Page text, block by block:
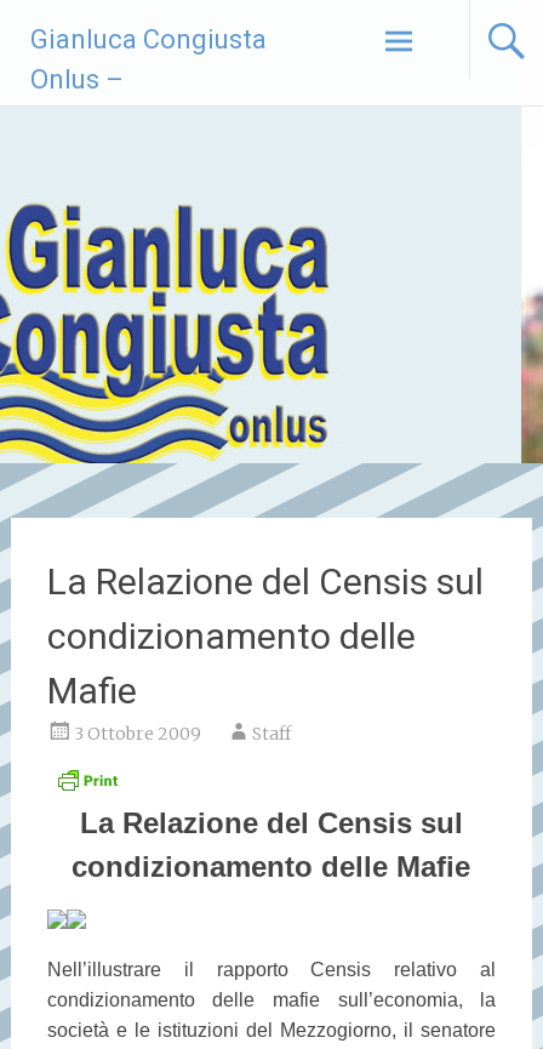
contenuto
Gianluca Congiusta
Onlus –
La Relazione del Censis sul
condizionamento delle
Mafie
3 Ottobre 2009 Staff
La Relazione del Censis sul
condizionamento delle Mafie
Nell’illustrare il rapporto Censis relativo al
condizionamento delle mafie sull’economia, la
società e le istituzioni del Mezzogiorno, il senatore